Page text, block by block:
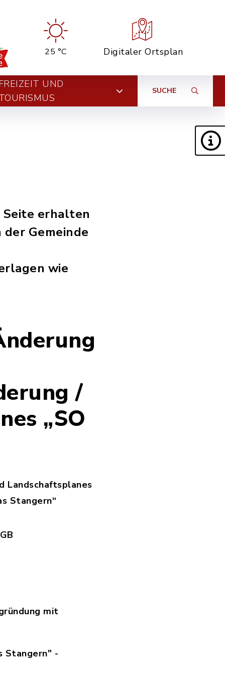
25 °C Digitaler Ortsplan
UND
SUCHE
erhalten
Gemeinde
wie
/
„SO
Landschaftsplanes
Stangern“
mit
Stangern" -